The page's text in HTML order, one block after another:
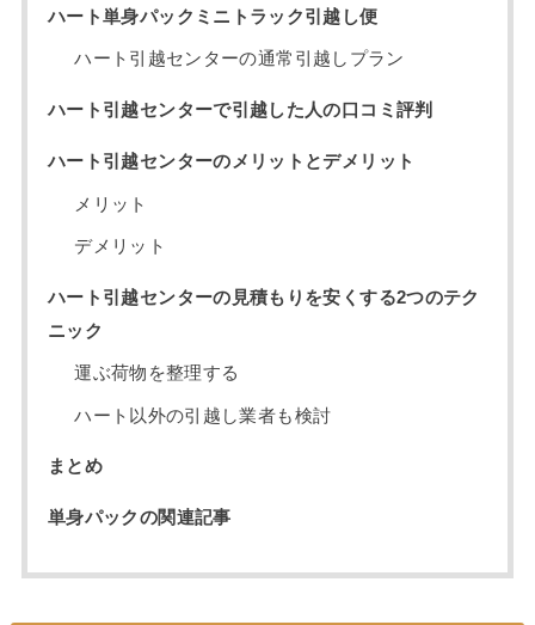
ハート単身パックミニトラック引越し便
ハート引越センターの通常引越しプラン
ハート引越センターで引越した人の口コミ評判
ハート引越センターのメリットとデメリット
メリット
デメリット
ハート引越センターの見積もりを安くする2つのテク
ニック
運ぶ荷物を整理する
ハート以外の引越し業者も検討
まとめ
単身パックの関連記事